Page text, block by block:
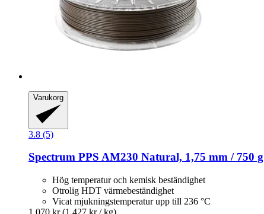
Varukorg
3.8 (5)
Spectrum PPS AM230 Natural, 1,75 mm / 750 g
Hög temperatur och kemisk beständighet
Otrolig HDT värmebeständighet
Vicat mjukningstemperatur upp till 236 °C
1 070 kr (1 427 kr / kg)